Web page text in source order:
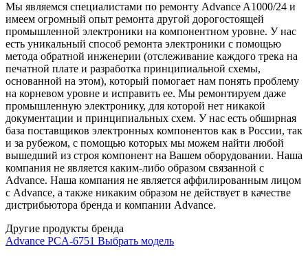
Мы являемся специалистами по ремонту Advance A1000/24 и
имеем огромный опыт ремонта другой дорогостоящей
промышленной электроники на компонентном уровне. У нас
есть уникальный способ ремонта электроники с помощью
метода обратной инженерии (отслеживание каждого трека на
печатной плате и разработка принципиальной схемы,
основанной на этом), который помогает нам понять проблему
на корневом уровне и исправить ее. Мы ремонтируем даже
промышленную электронику, для которой нет никакой
документации и принципиальных схем. У нас есть обширная
база поставщиков электронных компонентов как в России, так
и за рубежом, с помощью которых мы можем найти любой
вышедший из строя компонент на Вашем оборудовании. Наша
компания не является каким-либо образом связанной с
Advance. Наша компания не является аффилированным лицом
с Advance, а также никаким образом не действует в качестве
дистрибьютора бренда и компании Advance.
Другие продукты бренда
Advance PCA-6751 Выбрать модель